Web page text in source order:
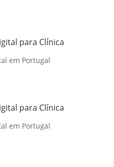
para Clínica
em Portugal
para Clínica
em Portugal